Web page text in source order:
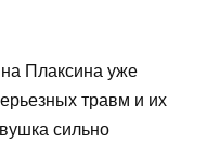
Плаксина уже
травм и их
сильно